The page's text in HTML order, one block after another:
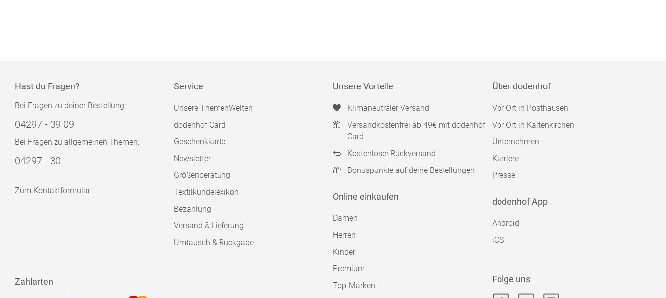
Hast du Fragen?
Bei Fragen zu deiner Bestellung:
04297 - 39 09
Bei Fragen zu allgemeinen Themen:
04297 - 30
Zum Kontaktformular
Service
Unsere ThemenWelten
dodenhof Card
Geschenkkarte
Newsletter
Größenberatung
Textilkundelexikon
Bezahlung
Versand & Lieferung
Umtausch & Rückgabe
Unsere Vorteile
Klimaneutraler Versand
Versandkostenfrei ab 49€ mit dodenhof
Card
Kostenloser Rückversand
Bonuspunkte auf deine Bestellungen
Online einkaufen
Damen
Herren
Kinder
Premium
Top-Marken
Über dodenhof
Vor Ort in Posthausen
Vor Ort in Kaltenkirchen
Unternehmen
Karriere
Presse
dodenhof App
Android
iOS
Zahlarten Folge uns